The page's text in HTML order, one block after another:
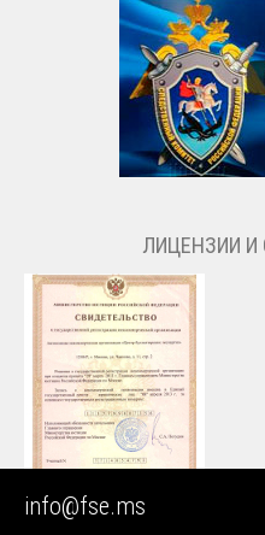
ЛИЦЕНЗИИ
info@fse.ms